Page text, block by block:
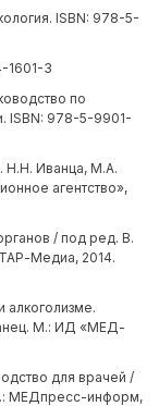
ISBN: 978-5-
1601-3
по
ISBN: 978-5-9901-
Н.Н. Иванца, М.А.
агентство»,
/ под ред. В.
Медиа, 2014.
алкоголизме.
М.: ИД «МЕД-
для врачей /
МЕДпресс-информ,